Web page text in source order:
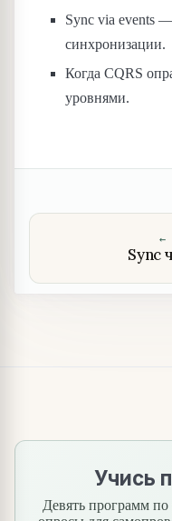
Sync via events
синхронизации.
Когда CQRS
уровнями.
←
Sync
Учись
Девять программ по